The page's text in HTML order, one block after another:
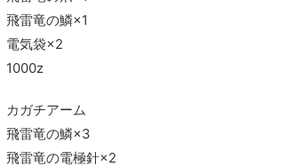
飛雷竜の鱗×1
電気袋×2
1000z
カガチアーム
飛雷竜の鱗×3
飛雷竜の電極針×2